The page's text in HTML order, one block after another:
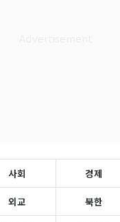
사회 경제
외교 북한